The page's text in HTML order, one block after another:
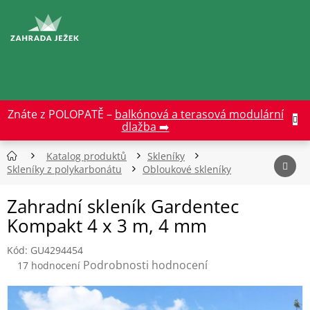
obsah
Znáte z POLOPATĚ – balkónová a terasová modulární
dlažba ➡️
Katalog produktů
Skleníky
Skleníky z polykarbonátu
Obloukové skleníky
Zahradní skleník Gardentec
Kompakt 4 x 3 m, 4 mm
Kód: GU4294454
Průměrné
hodnocení
je
4,5
z
17 hodnocení Podrobnosti hodnocení